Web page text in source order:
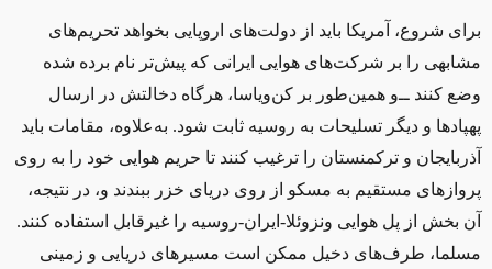
برای شروع، آمریکا باید از دولت‌های اروپایی بخواهد تحریم‌های
مشابهی را بر شرکت‌های هوایی ایرانی که پیش‌تر نام برده شده
وضع کنند ‌ــ‌و همین‌طور بر کن‌ویاسا، هرگاه دخالتش در ارسال
پهپادها و دیگر تسلیحات به روسیه ثابت شود. به‌علاوه، مقامات باید
آذربایجان و ترکمنستان را ترغیب کنند تا حریم هوایی خود را به روی
پروازهای مستقیم به مسکو از روی دریای خزر ببندند و، در نتیجه،
آن بخش از پل هوایی ونزوئلا-ایران-روسیه را غیرقابل استفاده کنند.
مسلما، طرف‌های دخیل ممکن است مسیرهای دریایی و زمینی